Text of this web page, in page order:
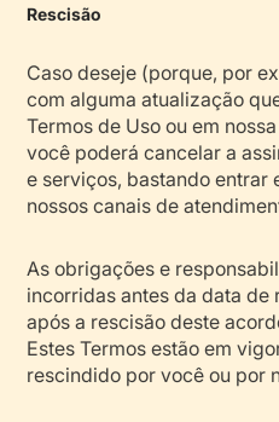
Rescisão
Caso deseje (porque, por
com alguma atualização
Termos de Uso ou em
você poderá cancelar a
e serviços, bastando entrar
nossos canais de
As obrigações e
incorridas antes da data
após a rescisão deste
Estes Termos estão em
rescindido por você ou por